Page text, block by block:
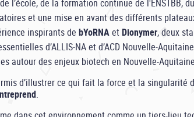
l’école, de la formation continue de l'ENSTBB,
et une mise en avant des différents
inspirants de bYoRNAet Dionymer, deux
d’ALLIS-NA et d’ACD Nouvelle-
autour des enjeux biotech en Nouvelle-Aquitaine
d’illustrer ce qui fait la force et la singularité
.